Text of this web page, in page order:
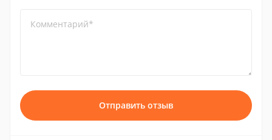
Комментарий*
Отправить отзыв